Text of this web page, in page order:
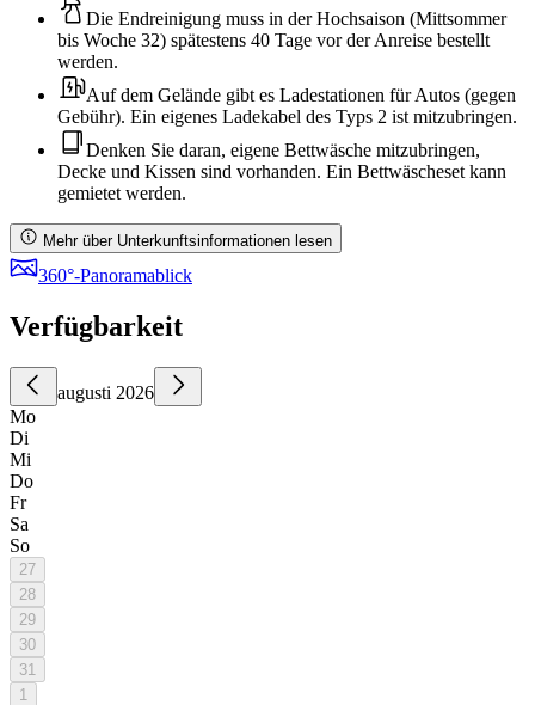
Die Endreinigung muss in der Hochsaison (Mittsommer
bis Woche 32) spätestens 40 Tage vor der Anreise bestellt
werden.
Auf dem Gelände gibt es Ladestationen für Autos (gegen
Gebühr). Ein eigenes Ladekabel des Typs 2 ist mitzubringen.
Denken Sie daran, eigene Bettwäsche mitzubringen,
Decke und Kissen sind vorhanden. Ein Bettwäscheset kann
gemietet werden.
Mehr über Unterkunftsinformationen lesen
360°-Panoramablick
Verfügbarkeit
augusti 2026
Mo
Di
Mi
Do
Fr
Sa
So
27
28
29
30
31
1